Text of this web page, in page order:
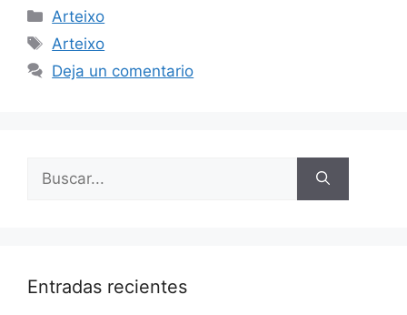
Categorías
Arteixo
Etiquetas
Arteixo
Deja un comentario
Entradas recientes